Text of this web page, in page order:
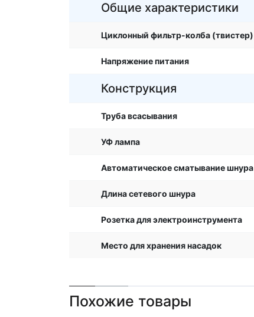
Общие характеристики
Циклонный фильтр-колба (твистер)
Напряжение питания
Конструкция
Труба всасывания
УФ лампа
Автоматическое сматывание шнура
Длина сетевого шнура
Розетка для электроинструмента
Место для хранения насадок
Похожие товары